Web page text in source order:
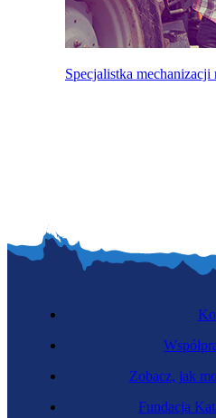
Specjalistka mechanizacji
Zobacz, jak
Fundacja